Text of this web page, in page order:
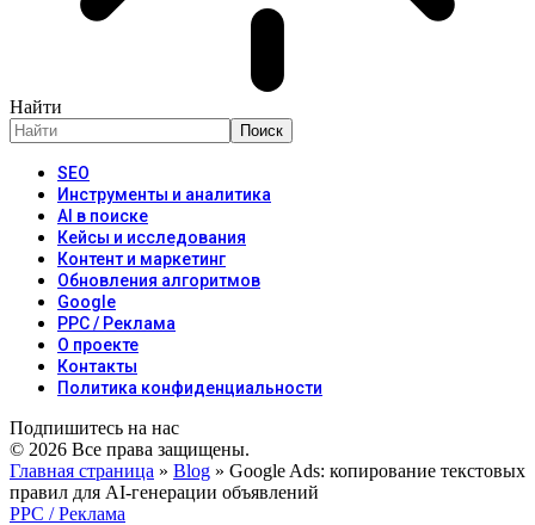
Найти
SEO
Инструменты и аналитика
AI в поиске
Кейсы и исследования
Контент и маркетинг
Обновления алгоритмов
Google
PPC / Реклама
О проекте
Контакты
Политика конфиденциальности
Подпишитесь на нас
© 2026 Все права защищены.
Главная страница » Blog » Google Ads: копирование текстовых
правил для AI‑генерации объявлений
PPC / Реклама